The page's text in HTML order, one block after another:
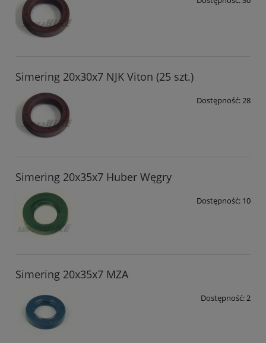
Simering 20x30x7 NJK Viton (25 szt.)
Dostępność:28
Simering 20x35x7 Huber Węgry
Dostępność: 10
Simering 20x35x7 MZA
Dostępność:2